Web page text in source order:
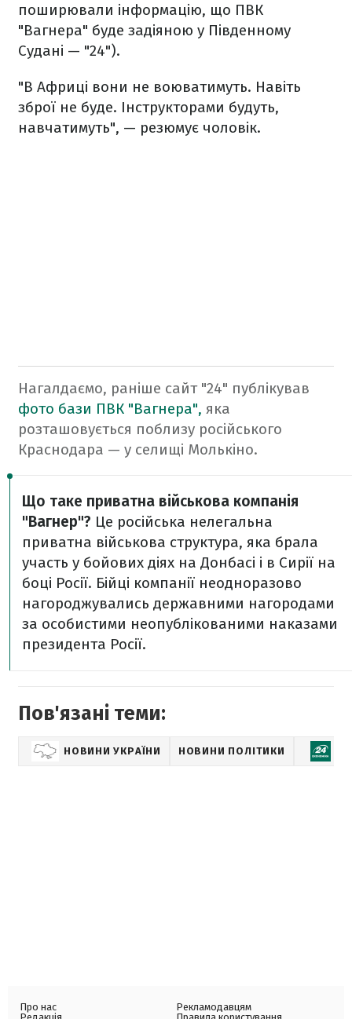
поширювали інформацію, що ПВК
"Вагнера" буде задіяною у Південному
Судані — "24").
"В Африці вони не воюватимуть. Навіть
зброї не буде. Інструкторами будуть,
навчатимуть", — резюмує чоловік.
Нагалдаємо, раніше сайт "24" публікував
фото бази ПВК "Вагнера", яка
розташовується поблизу російського
Краснодара — у селищі Молькіно.
Що таке приватна військова компанія
"Вагнер"? Це російська нелегальна
приватна військова структура, яка брала
участь у бойових діях на Донбасі і в Сирії на
боці Росії. Бійці компанії неодноразово
нагороджувались державними нагородами
за особистими неопублікованими наказами
президента Росії.
Пов'язані теми:
НОВИНИ УКРАЇНИ НОВИНИ ПОЛІТИКИ
Про нас
Рекламодавцям